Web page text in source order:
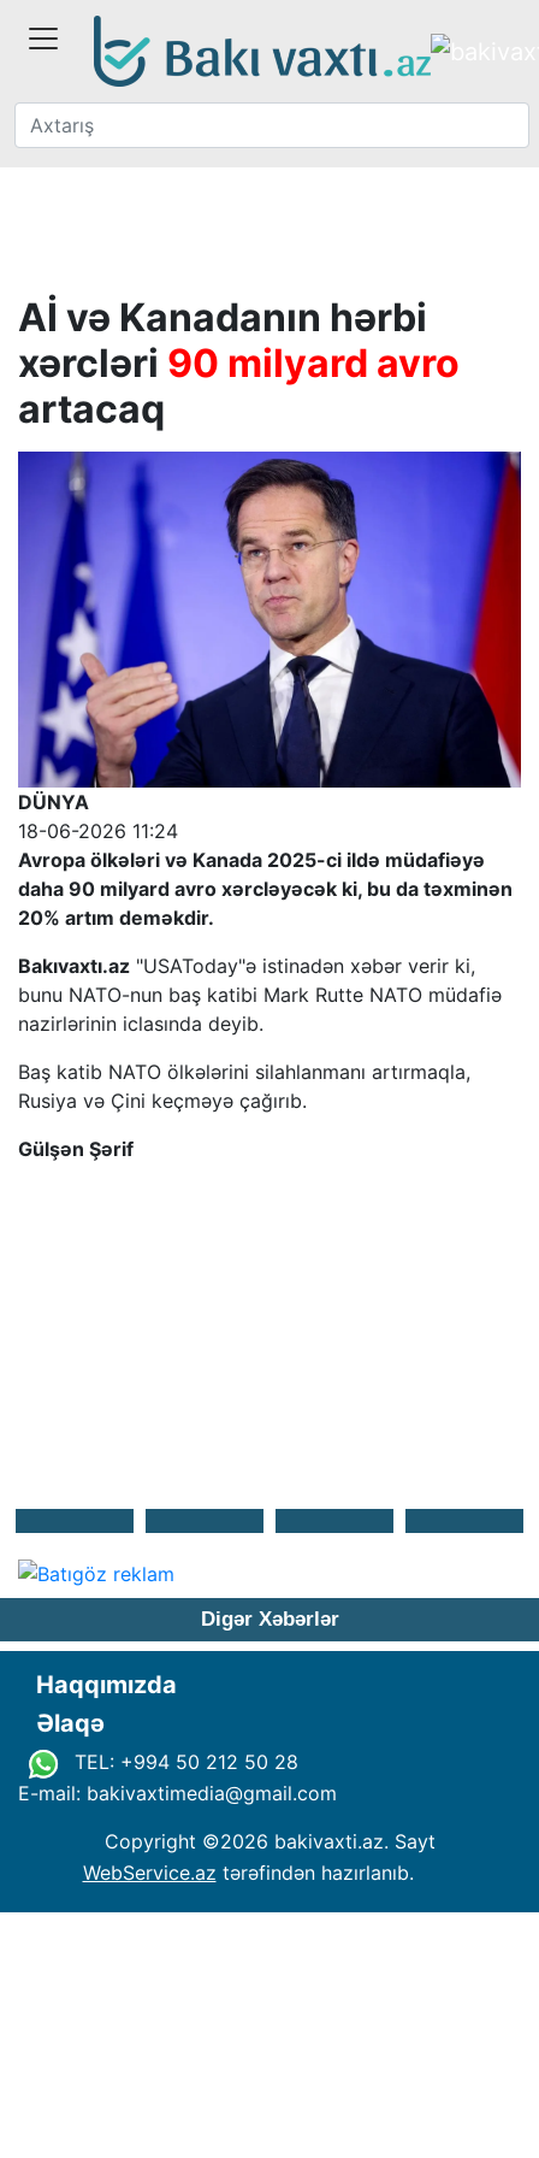
Aİ və Kanadanın hərbi
xərcləri 90 milyard avro
artacaq
DÜNYA
18-06-2026 11:24
Avropa ölkələri və Kanada 2025-ci ildə müdafiəyə
daha 90 milyard avro xərcləyəcək ki, bu da təxminən
20% artım deməkdir.
Bakıvaxtı.az "USAToday"ə istinadən xəbər verir ki,
bunu NATO-nun baş katibi Mark Rutte NATO müdafiə
nazirlərinin iclasında deyib.
Baş katib NATO ölkələrini silahlanmanı artırmaqla,
Rusiya və Çini keçməyə çağırıb.
Gülşən Şərif
Digər Xəbərlər
Haqqımızda
Əlaqə
TEL: +994 50 212 50 28
E-mail: bakivaxtimedia@gmail.com
Copyright ©2026 bakivaxti.az. Sayt
WebService.az tərəfindən hazırlanıb.